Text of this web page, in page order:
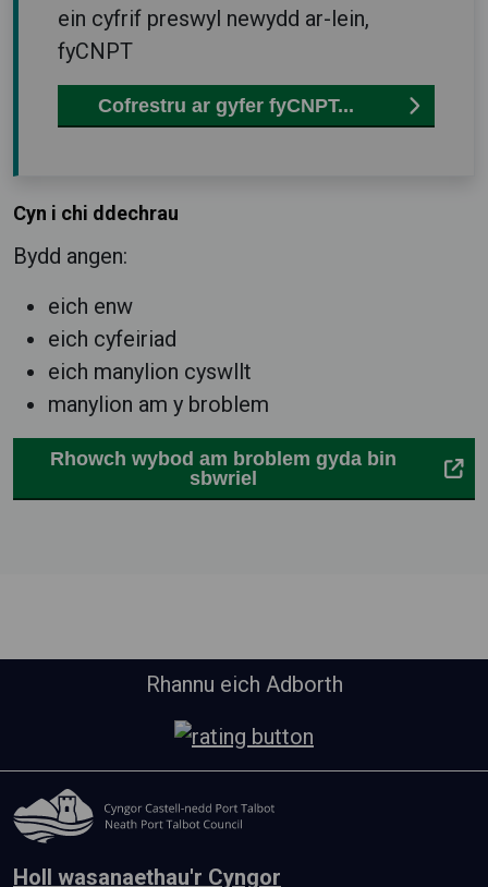
ein cyfrif preswyl newydd ar-lein,
fyCNPT
Cofrestru ar gyfer fyCNPT...
Cyn i chi ddechrau
Bydd angen:
eich enw
eich cyfeiriad
eich manylion cyswllt
manylion am y broblem
Rhowch wybod am broblem gyda bin
sbwriel
Rhannu eich Adborth
Holl wasanaethau'r Cyngor